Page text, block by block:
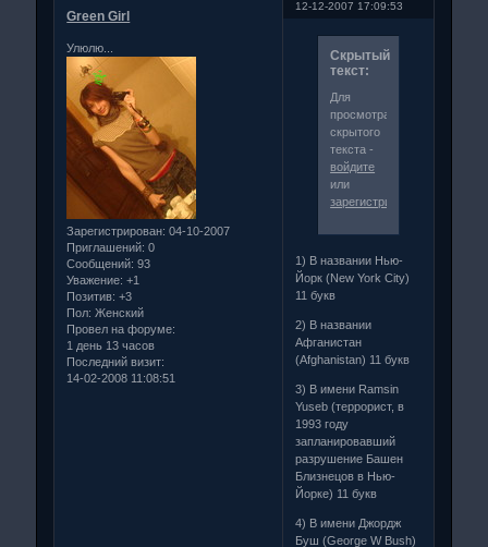
12-12-2007 17:09:53
Green Girl
Улюлю...
Зарегистрирован: 04-10-2007
Приглашений: 0
Сообщений: 93
Уважение: +1
Позитив: +3
Пол: Женский
Провел на форуме:
1 день 13 часов
Последний визит:
14-02-2008 11:08:51
Скрытый
текст:
Для
просмотра
скрытого
текста -
войдите
или
зарегистрируйтесь
1) В названии Нью-
Йорк (New York City)
11 букв
2) В названии
Афганистан
(Afghanistan) 11 букв
3) В имени Ramsin
Yuseb (террорист, в
1993 году
запланировавший
разрушение Башен
Близнецов в Нью-
Йорке) 11 букв
4) В имени Джордж
Буш (George W Bush)